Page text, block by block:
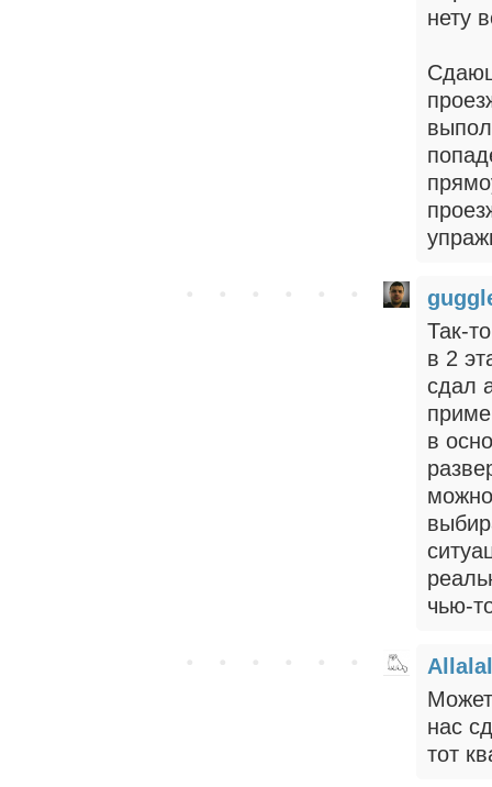
нету
Так-
в 2
сдал
в
чью-
нас
тот